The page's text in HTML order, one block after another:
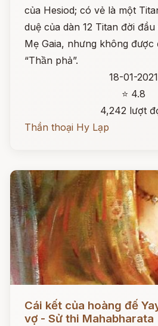
của Hesiod; có vẻ là một
duệ của dàn 12 Titan đời
Mẹ Gaia, nhưng không
“Thần phả”.
18-01-2021
⭐ 4.8
4,242 lượt
Thần thoại Hy Lạp
Cái kết của hoàng đế
vợ - Sử thi Mahabharata